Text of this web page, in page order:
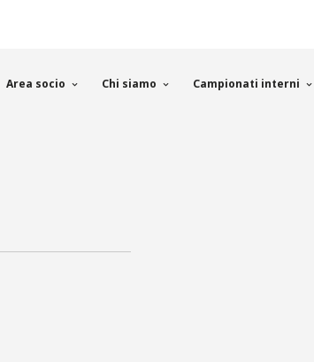
Area socio Chi siamo Campionati interni